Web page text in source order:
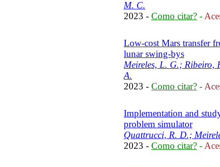
M. C.
2023 - Como citar? -
Low-cost Mars transfer
lunar swing-bys
Meireles, L. G.; Ribeiro,
A.
2023 - Como citar? -
Implementation and
problem simulator
Quattrucci, R. D.;
2023 - Como citar? -